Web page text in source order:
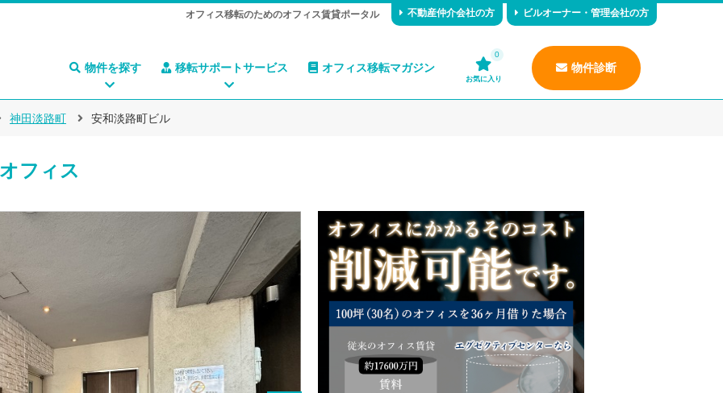
オフィス移転のためのオフィス賃貸ポータル 不動産仲介会社の方 ビルオーナー・管理会社の方
物件を探す 移転サポートサービス オフィス移転マガジン
0
お気に入り
物件診断
神田淡路町 安和淡路町ビル
フィス